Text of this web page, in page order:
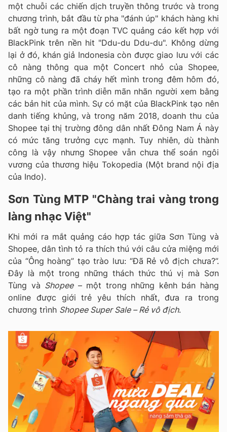
một chuỗi các chiến dịch truyền thông trước và trong
chương trình, bắt đầu từ pha "đánh úp" khách hàng khi
bất ngờ tung ra một đoạn TVC quảng cáo kết hợp với
BlackPink trên nền hit "Ddu-du Ddu-du". Không dừng
lại ở đó, khán giả Indonesia còn được giao lưu với các
cô nàng thông qua một Concert nhỏ của Shopee,
những cô nàng đã cháy hết mình trong đêm hôm đó,
tạo ra một phần trình diễn mãn nhãn người xem bằng
các bản hit của mình. Sự có mặt của BlackPink tạo nên
danh tiếng khủng, và trong năm 2018, doanh thu của
Shopee tại thị trường đông dân nhất Đông Nam Á này
có mức tăng trưởng cực mạnh. Tuy nhiên, dù thành
công là vậy nhưng Shopee vẫn chưa thể soán ngôi
vương của thương hiệu Tokopedia (Một brand nội địa
của Indo).
Sơn Tùng MTP "Chàng trai vàng trong
làng nhạc Việt"
Khi mới ra mắt quảng cáo hợp tác giữa Sơn Tùng và
Shopee, dân tình tỏ ra thích thú với câu cửa miệng mới
của “Ông hoàng” tạo trào lưu: “Đã Rẻ vô địch chưa?”.
Đây là một trong những thách thức thú vị mà Sơn
Tùng và Shopee– một trong những kênh bán hàng
online được giới trẻ yêu thích nhất, đưa ra trong
chương trình Shopee Super Sale – Rẻ vô địch.